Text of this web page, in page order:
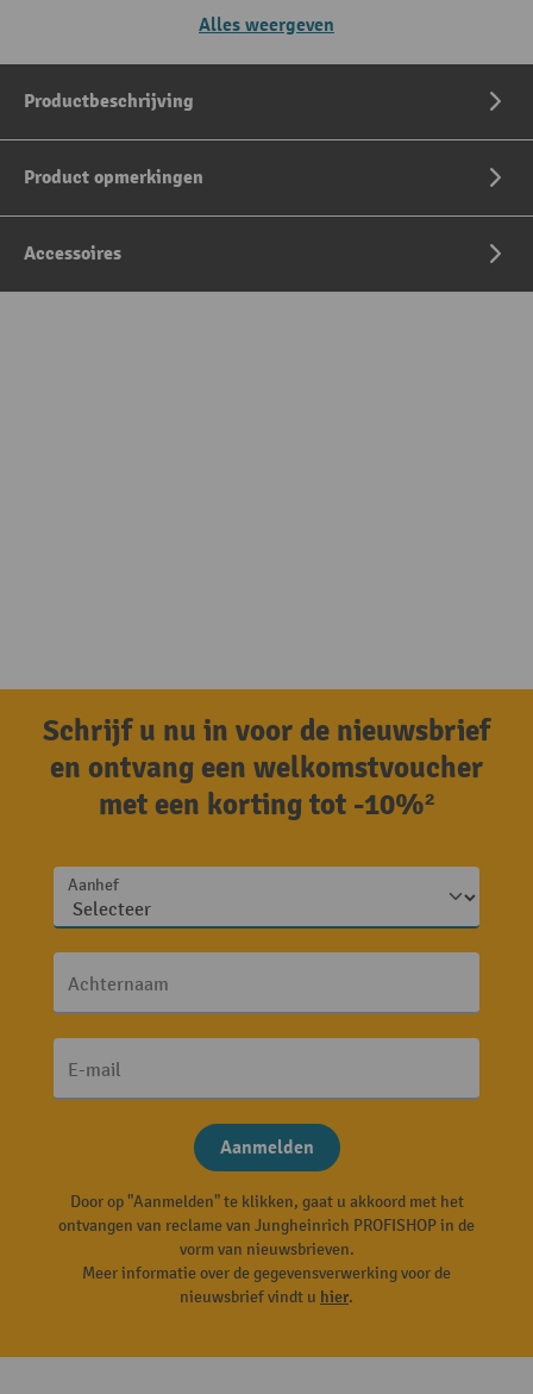
Alles weergeven
Productbeschrijving
Product opmerkingen
Accessoires
Schrijf u nu in voor de nieuwsbrief
en ontvang een welkomstvoucher
met een korting tot -10%²
Aanhef
Achternaam
E-mail
Aanmelden
Door op "Aanmelden" te klikken, gaat u akkoord met het
ontvangen van reclame van Jungheinrich PROFISHOP in de
vorm van nieuwsbrieven.
Meer informatie over de gegevensverwerking voor de
nieuwsbrief vindt u hier.